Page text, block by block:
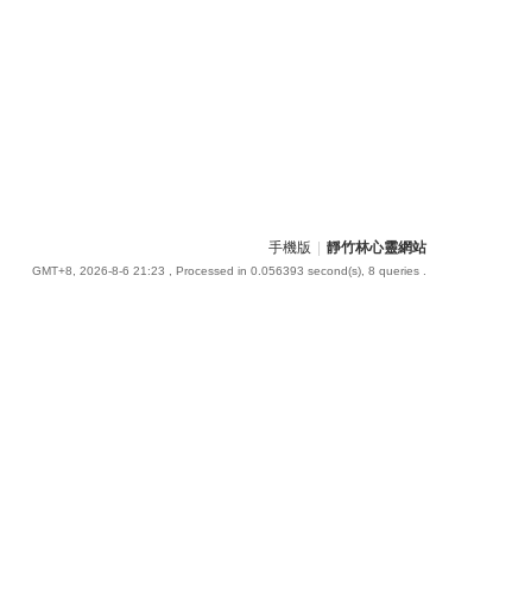
手機版 靜竹林心靈網站
GMT+8, 2026-8-6 21:23 , Processed in 0.056393 second(s), 8 queries .